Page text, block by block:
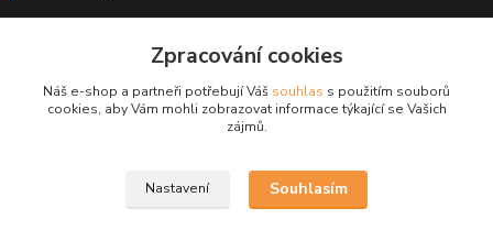
+ 420 608 777 028
obchod@golemreklama.cz
Zpracování cookies
Náš e-shop a partneři potřebují Váš souhlas s použitím souborů
cookies, aby Vám mohli zobrazovat informace týkající se Vašich
zájmů.
Nastavení Souhlasím